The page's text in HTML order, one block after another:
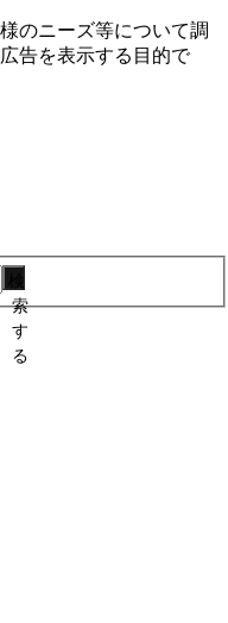
のニーズ等について調
告を表⽰する⽬的で
索
す
る